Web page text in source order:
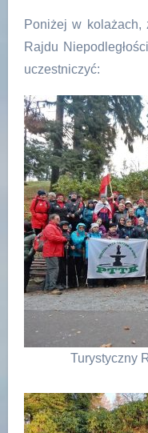
Poniżej w kolażach,
Rajdu
uczestniczyć:
Turystyczny